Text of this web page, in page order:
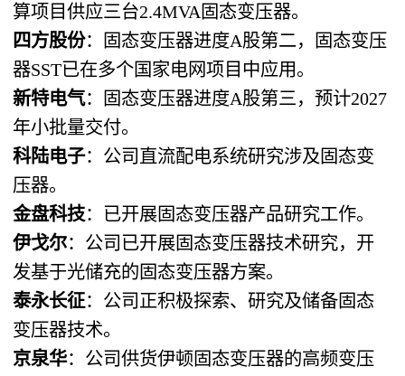
算项目供应三台2.4MVA固态变压器。
四方股份：固态变压器进度A股第二，固态变压
器SST已在多个国家电网项目中应用。
新特电气：固态变压器进度A股第三，预计2027
年小批量交付。
科陆电子：公司直流配电系统研究涉及固态变
压器。
金盘科技：已开展固态变压器产品研究工作。
伊戈尔：公司已开展固态变压器技术研究，开
发基于光储充的固态变压器方案。
泰永长征：公司正积极探索、研究及储备固态
变压器技术。
京泉华：公司供货伊顿固态变压器的高频变压